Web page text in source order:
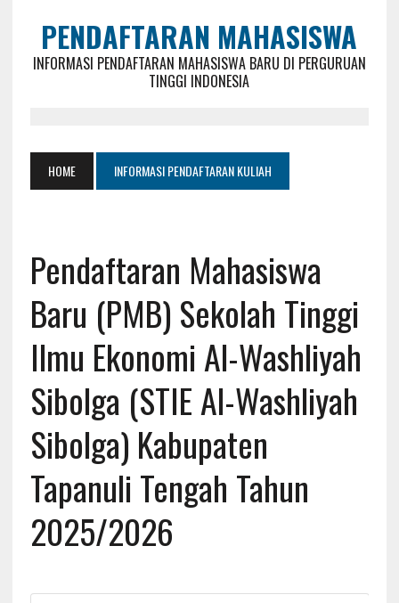
PENDAFTARAN MAHASISWA
INFORMASI PENDAFTARAN MAHASISWA BARU DI PERGURUAN
TINGGI INDONESIA
HOME INFORMASI PENDAFTARAN KULIAH
Pendaftaran Mahasiswa
Baru (PMB) Sekolah Tinggi
Ilmu Ekonomi Al-Washliyah
Sibolga (STIE Al-Washliyah
Sibolga) Kabupaten
Tapanuli Tengah Tahun
2025/2026